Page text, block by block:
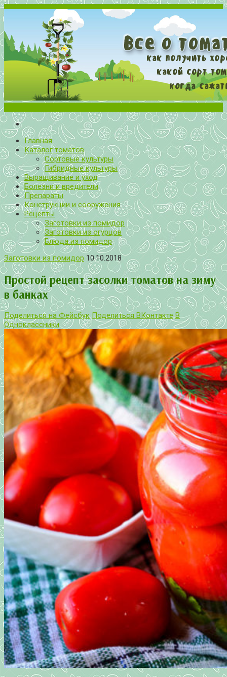
Все о томатах. Выращивание томатов. Сорта и рассада.
Выращивание и уход за томатами
Главная
Каталог томатов
Сортовые культуры
Гибридные культуры
Выращивание и уход
Болезни и вредители
Препараты
Конструкции и сооружения
Рецепты
Заготовки из помидор
Заготовки из огурцов
Блюда из помидор
Заготовки из помидор 10.10.2018
Простой рецепт засолки томатов на зиму
в банках
Поделиться на Фейсбук Поделиться ВКонтакте В
Одноклассники